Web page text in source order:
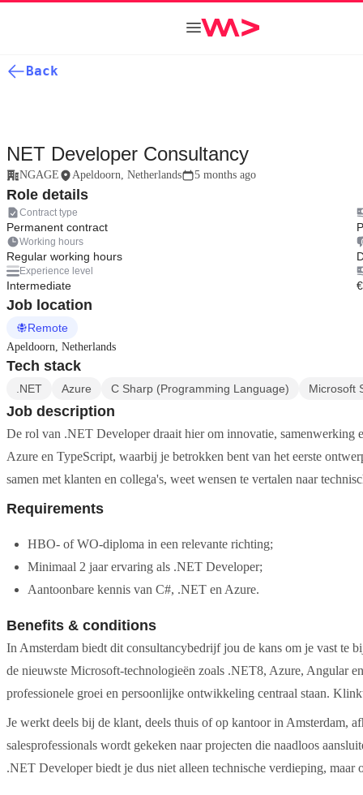
Back
NET Developer Consultancy
NGAGE Apeldoorn, Netherlands 5 months ago
Role details
Contract type
Permanent contract
Working hours
Regular working hours
Experience level
Intermediate
Job location
Remote
Apeldoorn, Netherlands
Tech stack
.NET Azure C Sharp (Programming Language) Microsoft
Job description
De rol van .NET Developer draait hier om innovatie,
Azure en TypeScript, waarbij je betrokken bent van het eerste
samen met klanten en collega's, weet wensen te vertalen naar
Requirements
HBO- of WO-diploma in een relevante richting;
Minimaal 2 jaar ervaring als .NET Developer;
Aantoonbare kennis van C#, .NET en Azure.
Benefits & conditions
In Amsterdam biedt dit consultancybedrijf jou de kans om je vast te
de nieuwste Microsoft-technologieën zoals .NET8, Azure, Angular
professionele groei en persoonlijke ontwikkeling centraal staan.
Je werkt deels bij de klant, deels thuis of op kantoor in Amsterdam,
salesprofessionals wordt gekeken naar projecten die naadloos
.NET Developer biedt je dus niet alleen technische verdieping,